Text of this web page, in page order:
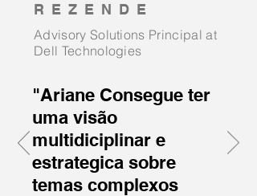
REZENDE
Advisory Solutions Principal at
Dell Technologies
"Ariane Consegue ter
uma visão
multidiciplinar e
estrategica sobre
temas complexos